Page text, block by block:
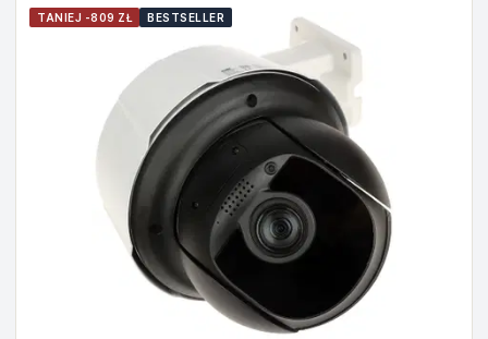
TANIEJ -809 ZŁ BESTSELLER